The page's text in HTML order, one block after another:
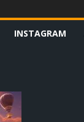
INSTAGRAM